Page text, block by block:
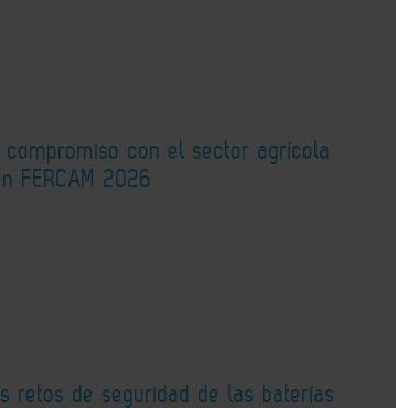
compromiso con el sector agrícola
FERCAM 2026
retos de seguridad de las baterías